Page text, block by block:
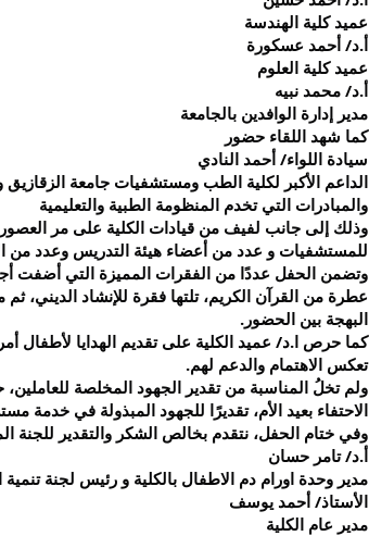
عميد كلية الهندسة
أ.د/ أحمد عسكورة
عميد كلية العلوم
أ.د/ محمد نبيه
مدير إدارة الوافدين بالجامعة
كما شهد اللقاء حضور
سيادة اللواء/ أحمد النادي
الداعم الأكبر لكلية الطب ومستشفيات جامعة
والمبادرات التي تخدم المنظومة الطبية والتعليمية
وذلك إلى جانب لفيف من قيادات الكلية على مر العصور
للمستشفيات و عدد من أعضاء هيئة التدريس وعدد من
وتضمن الحفل عددًا من الفقرات المميزة التي أضفت
عطرة من القرآن الكريم، تلتها فقرة للإنشاد الديني،
البهجة بين الحضور.
كما حرص ا.د/ عميد الكلية على تقديم الهدايا لأطفال
تعكس الاهتمام والدعم لهم.
ولم تخلُ المناسبة من تقدير الجهود المخلصة
الاحتفاء بعيد الأم، تقديرًا للجهود المبذولة في خدمة
وفي ختام الحفل، نتقدم بخالص الشكر والتقدير للجنة
أ.د/ تامر حسان
مدير وحدة اورام دم الاطفال بالكلية و رئيس لجنة تنمية
الأستاذ/ أحمد يوسف
مدير عام الكلية